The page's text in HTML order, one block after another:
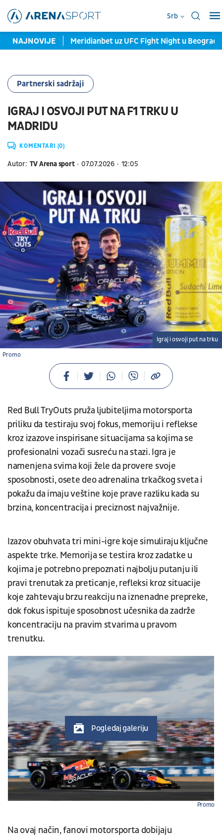
Srb
NAJNOVIJE
podijum Meridianbet uz UFC Fight Night u Beogradu:
Partnerski sadržaji
IGRAJ I OSVOJI PUT NA F1 TRKU U
MADRIDU
KOMENTARI (0)
Autor: TV Arena sport 07.07.2026 12:05
Promo
Igraj i osvoji put na trku
Red Bull TryOuts pruža ljubiteljima motorsporta
priliku da testiraju svoj fokus, memoriju i reflekse
kroz izazove inspirisane situacijama sa kojima se
profesionalni vozači susreću na stazi. Igra je
namenjena svima koji žele da provere svoje
sposobnosti, osete deo adrenalina trkačkog sveta i
pokažu da imaju veštine koje prave razliku kada su
brzina, koncentracija i preciznost najvažnije.
Izazov obuhvata tri mini-igre koje simuliraju ključne
aspekte trke. Memorija se testira kroz zadatke u
kojima je potrebno prepoznati najbolju putanju ili
pravi trenutak za preticanje, refleksi kroz situacije
koje zahtevaju brzu reakciju na iznenadne prepreke,
dok fokus ispituje sposobnost učesnika da zadrže
koncentraciju na pravim stvarima u pravom
trenutku.
Promo
Pogledaj galeriju
Na ovaj način, fanovi motorsporta dobijaju